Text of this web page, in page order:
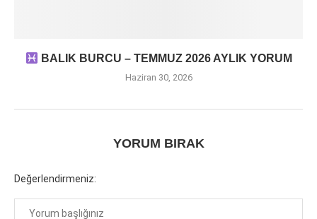
BALIK BURCU – TEMMUZ 2026 AYLIK YORUM
Haziran 30, 2026
YORUM BIRAK
Değerlendirmeniz: